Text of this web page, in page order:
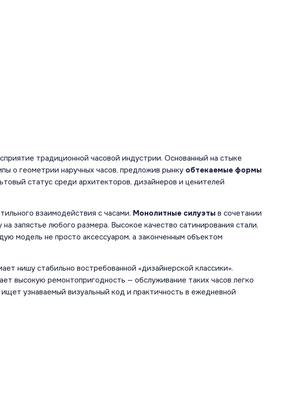
традиционной часовой индустрии. Основанный на стыке
о геометрии наручных часов, предложив рынку обтекаемые формы
статус среди архитекторов, дизайнеров и ценителей
взаимодействия с часами. Монолитные силуэты в сочетании
запястье любого размера. Высокое качество сатинирования стали,
модель не просто аксессуаром, а законченным объектом
нишу стабильно востребованной «дизайнерской классики».
высокую ремонтопригодность — обслуживание таких часов легко
узнаваемый визуальный код и практичность в ежедневной